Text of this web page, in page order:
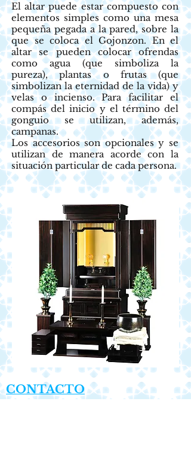
El altar puede estar compuesto con
elementos simples como una mesa
pequeña pegada a la pared, sobre la
que se coloca el Gojonzon. En el
altar se pueden colocar ofrendas
como agua (que simboliza la
pureza), plantas o frutas (que
simbolizan la eternidad de la vida) y
velas o incienso. Para facilitar el
compás del inicio y el término del
gonguio se utilizan, además,
campanas.
Los accesorios son opcionales y se
utilizan de manera acorde con la
situación particular de cada persona.
CONTACTO